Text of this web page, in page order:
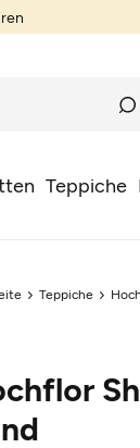
Teppiche
Teppiche